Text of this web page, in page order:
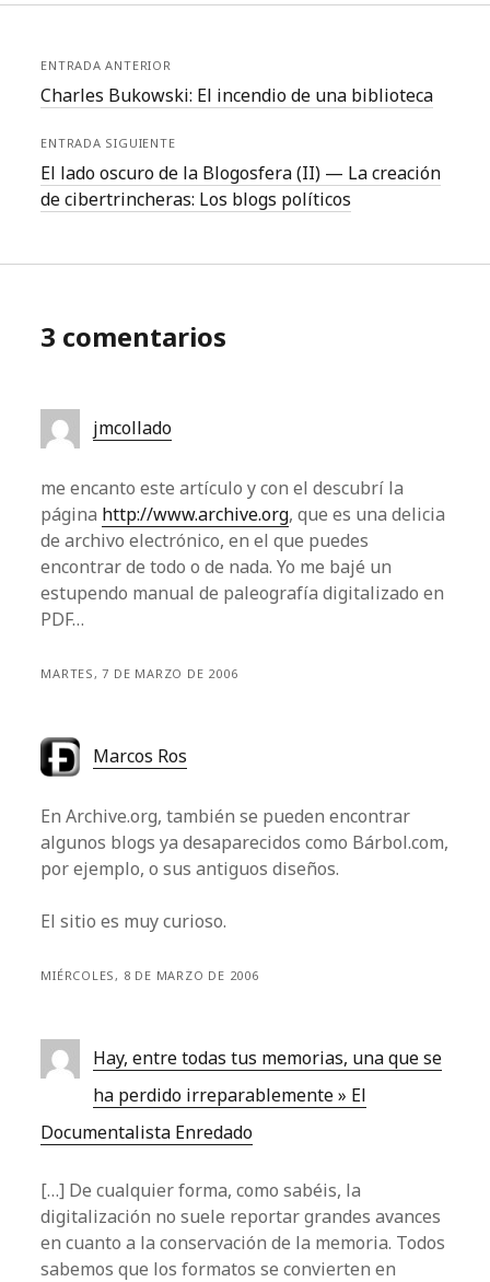
ENTRADA ANTERIOR
Charles Bukowski: El incendio de una biblioteca
ENTRADA SIGUIENTE
El lado oscuro de la Blogosfera (II) — La creación
de cibertrincheras: Los blogs políticos
3 comentarios
jmcollado
me encanto este artículo y con el descubrí la
página http://www.archive.org, que es una delicia
de archivo electrónico, en el que puedes
encontrar de todo o de nada. Yo me bajé un
estupendo manual de paleografía digitalizado en
PDF…
MARTES, 7 DE MARZO DE 2006
Marcos Ros
En Archive.org, también se pueden encontrar
algunos blogs ya desaparecidos como Bárbol.com,
por ejemplo, o sus antiguos diseños.
El sitio es muy curioso.
MIÉRCOLES, 8 DE MARZO DE 2006
Hay, entre todas tus memorias, una que se
ha perdido irreparablemente » El
Documentalista Enredado
[…] De cualquier forma, como sabéis, la
digitalización no suele reportar grandes avances
en cuanto a la conservación de la memoria. Todos
sabemos que los formatos se convierten en